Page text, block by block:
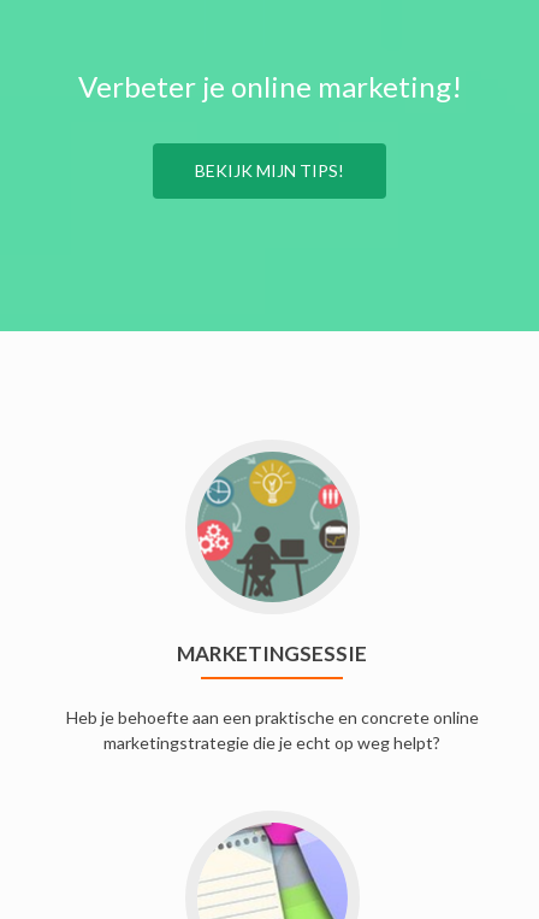
Verbeter je online marketing!
BEKIJK MIJN TIPS!
MARKETINGSESSIE
Heb je behoefte aan een praktische en concrete online
marketingstrategie die je echt op weg helpt?